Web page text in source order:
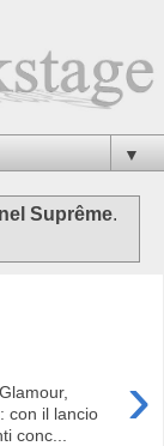
▼
Suprême.
›
con il lancio
conc...